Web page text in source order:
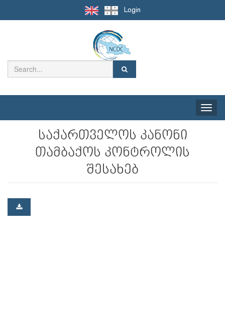
Login
Toggle
საქართველოს კანონი
თამბაქოს კონტროლის
შესახებ